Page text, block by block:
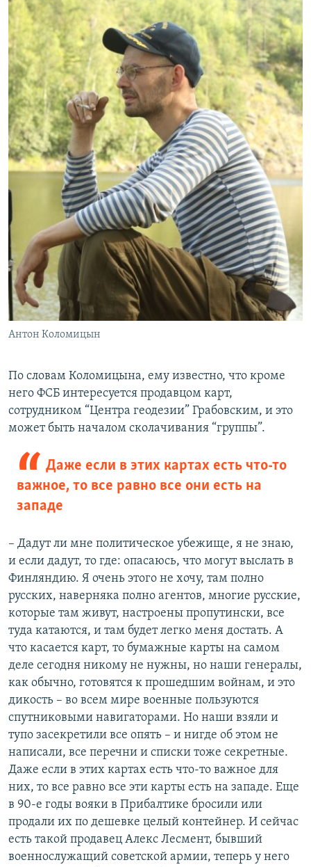
Антон Коломицын
По словам Коломицына, ему известно, что кроме
него ФСБ интересуется продавцом карт,
сотрудником “Центра геодезии” Грабовским, и это
может быть началом сколачивания “группы”.
Даже если в этих картах есть что-то
важное, то все равно все они есть на
западе
– Дадут ли мне политическое убежище, я не знаю,
и если дадут, то где: опасаюсь, что могут выслать в
Финляндию. Я очень этого не хочу, там полно
русских, наверняка полно агентов, многие русские,
которые там живут, настроены пропутински, все
туда катаются, и там будет легко меня достать. А
что касается карт, то бумажные карты на самом
деле сегодня никому не нужны, но наши генералы,
как обычно, готовятся к прошедшим войнам, и это
дикость – во всем мире военные пользуются
спутниковыми навигаторами. Но наши взяли и
тупо засекретили все опять – и нигде об этом не
написали, все перечни и списки тоже секретные.
Даже если в этих картах есть что-то важное для
них, то все равно все эти карты есть на западе. Еще
в 90-е годы вояки в Прибалтике бросили или
продали их по дешевке целый контейнер. И сейчас
есть такой продавец Алекс Лесмент, бывший
военнослужащий советской армии, теперь у него